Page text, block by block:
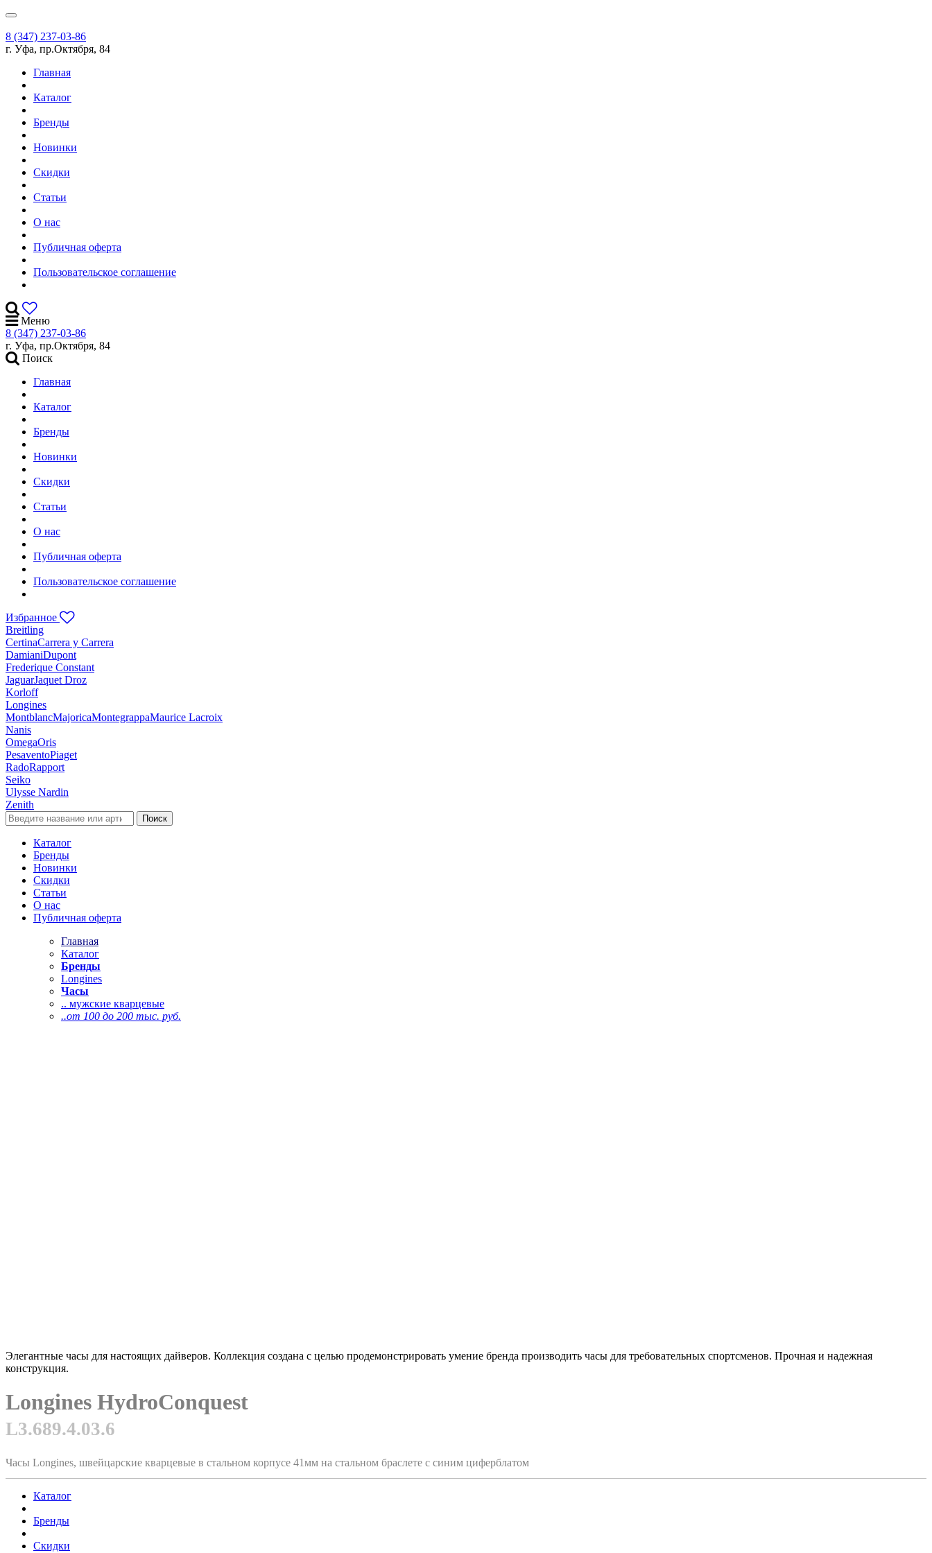
8 (347) 237-03-86
г. Уфа, пр.Октября, 84
Главная
Каталог
Бренды
Новинки
Скидки
Статьи
О нас
Публичная оферта
Пользовательское соглашение
Меню
8 (347) 237-03-86
г. Уфа, пр.Октября, 84
Поиск
Главная
Каталог
Бренды
Новинки
Скидки
Статьи
О нас
Публичная оферта
Пользовательское соглашение
Избранное
Breitling
CertinaCarrera y Carrera
DamianiDupont
Frederique Constant
JaguarJaquet Droz
Korloff
Longines
MontblancMajoricaMontegrappaMaurice Lacroix
Nanis
OmegaOris
PesaventoPiaget
RadoRapport
Seiko
Ulysse Nardin
Zenith
Поиск
Каталог
Бренды
Новинки
Скидки
Статьи
О нас
Публичная оферта
Главная
Каталог
Бренды
Longines
Часы
.. мужские кварцевые
..от 100 до 200 тыс. руб.
Элегантные часы для настоящих дайверов. Коллекция создана с целью продемонстрировать умение бренда производить часы для требовательных спортсменов. Прочная и надежная
конструкция.
Longines HydroConquest
L3.689.4.03.6
Часы Longines, швейцарские кварцевые в стальном корпусе 41мм на стальном браслете с синим циферблатом
Каталог
Бренды
Скидки